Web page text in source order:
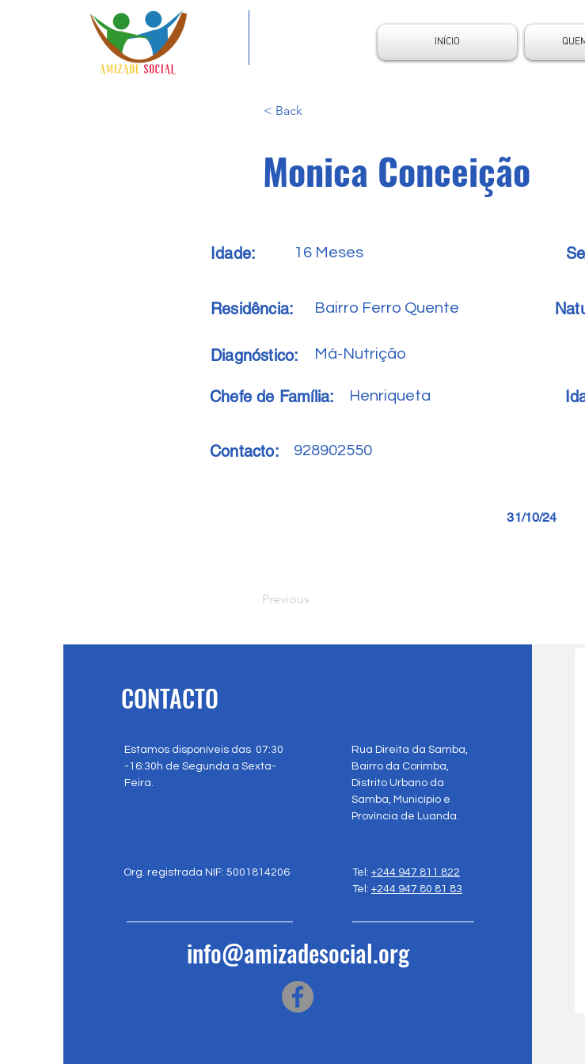
INÍCIO
< Back
Monica Conceição
Idade: 16 Meses
Residência: Bairro Ferro Quente
Diagnóstico: Má-Nutrição
Chefe de Família: Henriqueta
Contacto: 928902550
31/10/24
Previous
CONTACTO
Estamos disponíveis das 07:30
-16:30h de Segunda a Sexta-
Feira.
Rua Direita da Samba,
Bairro da Corimba,
Distrito Urbano da
Samba, Município e
Província de Luanda.
Org. registrada NIF: 5001814206 Tel: +244 947 811 822
Tel: +244 947 80 81 83
info@amizadesocial.org